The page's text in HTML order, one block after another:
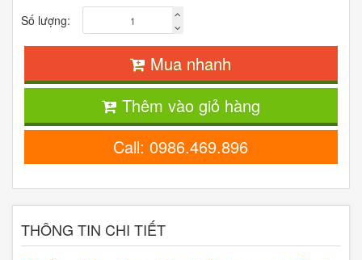
Số lượng:
Mua nhanh
Thêm vào giỏ hàng
Call: 0986.469.896
THÔNG TIN CHI TIẾT